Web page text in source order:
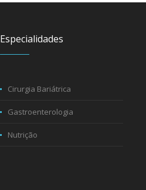
Especialidades
Cirurgia Bariátrica
Gastroenterologia
Nutrição